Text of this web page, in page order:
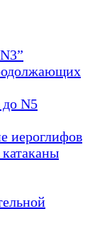
N5
иероглифов